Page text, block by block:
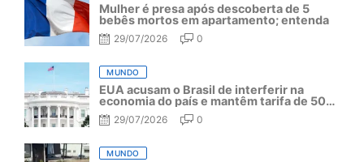
Mulher é presa após descoberta de 5
bebês mortos em apartamento; entenda
29/07/2026 0
MUNDO
EUA acusam o Brasil de interferir na
economia do país e mantêm tarifa de 50%
por mais um ano
29/07/2026 0
MUNDO